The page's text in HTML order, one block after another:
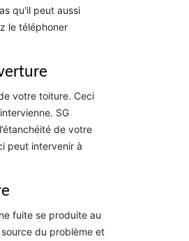
qu'il peut aussi
le téléphoner
votre toiture. Ceci
SG
de votre
peut intervenir à
fuite se produite au
du problème et